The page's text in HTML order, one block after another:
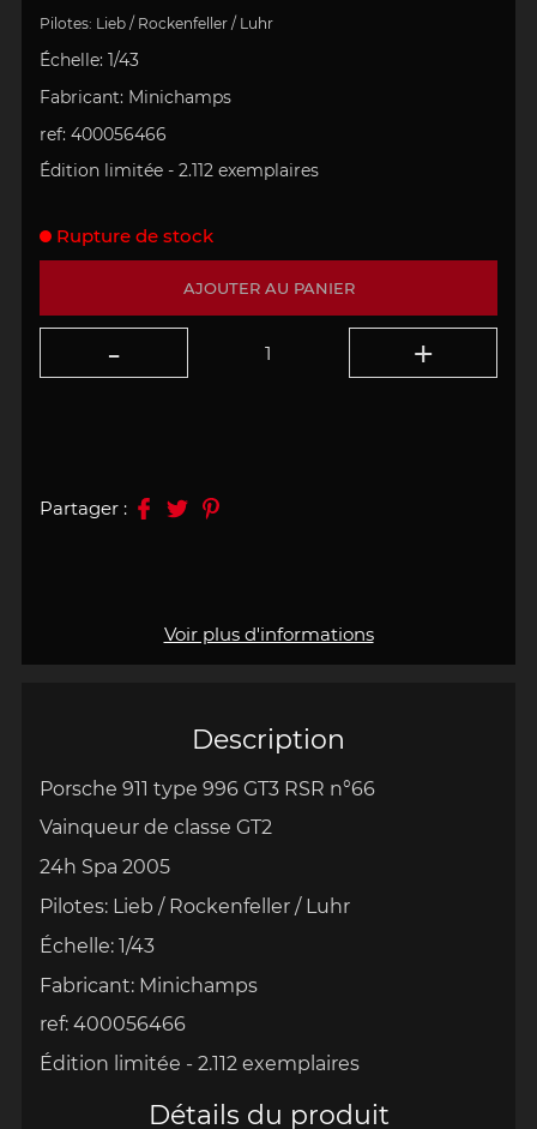
Description
Porsche 911 type 996 GT3 RSR n°66
Vainqueur de classe GT2
24h Spa 2005
Pilotes: Lieb / Rockenfeller / Luhr
Échelle: 1/43
Fabricant: Minichamps
ref: 400056466
Édition limitée -2.112 exemplaires
Détails du produit
Pilotes: Lieb / Rockenfeller / Luhr
Échelle: 1/43
Fabricant: Minichamps
ref: 400056466
Édition limitée -2.112 exemplaires
Voir plus d'informations
AJOUTER AU PANIER
Rupture de stock
Partager :